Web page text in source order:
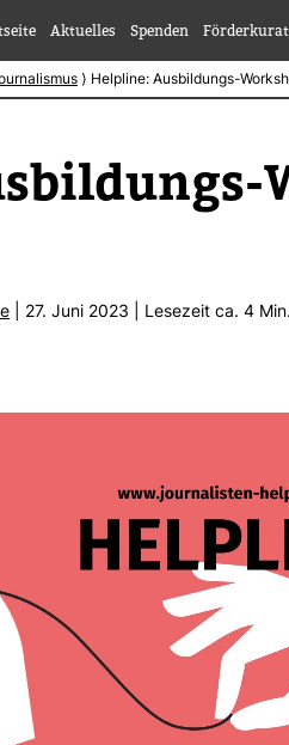
Aktuelles Spenden
⟩ Helpline: Ausbildungs-
| 27. Juni 2023 | Lese­zeit ca. 4 Min.